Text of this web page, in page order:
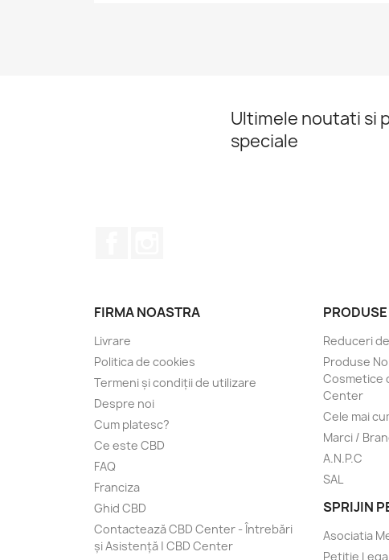
Ultimele noutati si
speciale
FIRMA NOASTRA
Livrare
Politica de cookies
Termeni și condiții de utilizare
Despre noi
Cum platesc?
Ce este CBD
FAQ
Franciza
Ghid CBD
Contactează CBD Center - Întrebări
și Asistență | CBD Center
PRODUSE
Reduceri
Produse
Cosmetice
Center
Cele mai
Marci /
A.N.P.C
SAL
SPRIJIN
Asociatia
Petiție